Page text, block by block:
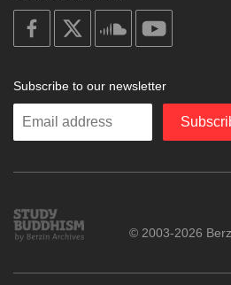
on
facebook
soundcloud
Subscribe to our newsletter
Enter
Study
Buddhism
© 2003-2026